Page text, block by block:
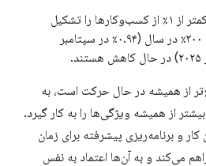
مرورگرهای قدیمی که کمتر از ۱٪ از کسب‌وکارها را تشکیل
می‌دهند، با نرخ تقریبی ۳۰۰٪ در سال (۰.۹۴٪ در سپتامبر
از همیشه در حال حرکت است، به
از همیشه ویژگی‌ها را به کار گیرد.
و برنامه‌ریزی پیشرفته برای زمان
می‌کند و به آن‌ها اعتماد به نفس